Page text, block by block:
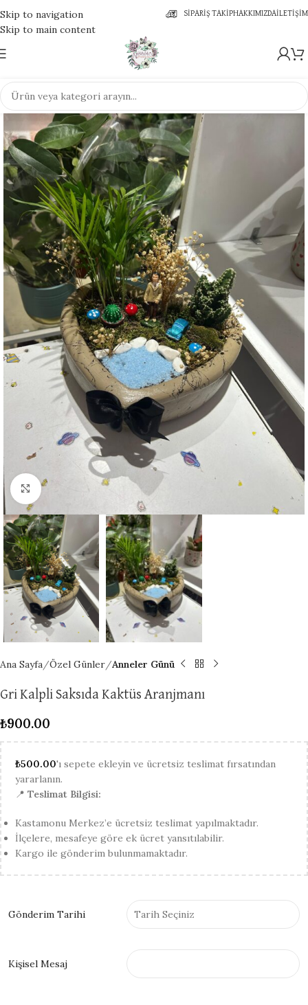
Skip to navigation
Skip to main content
SIPARIŞ TAKIPHAKKIMIZDAİLETIŞIM
Click to enlarge
Ana Sayfa Özel Günler Anneler Günü
Gri Kalpli Saksıda Kaktüs Aranjmanı
₺900.00
₺500.00'ı sepete ekleyin ve ücretsiz teslimat fırsatından
yararlanın.
📍 Teslimat Bilgisi:
Kastamonu Merkez’e ücretsiz teslimat yapılmaktadır.
İlçelere, mesafeye göre ek ücret yansıtılabilir.
Kargo ile gönderim bulunmamaktadır.
Gönderim Tarihi
Kişisel Mesaj